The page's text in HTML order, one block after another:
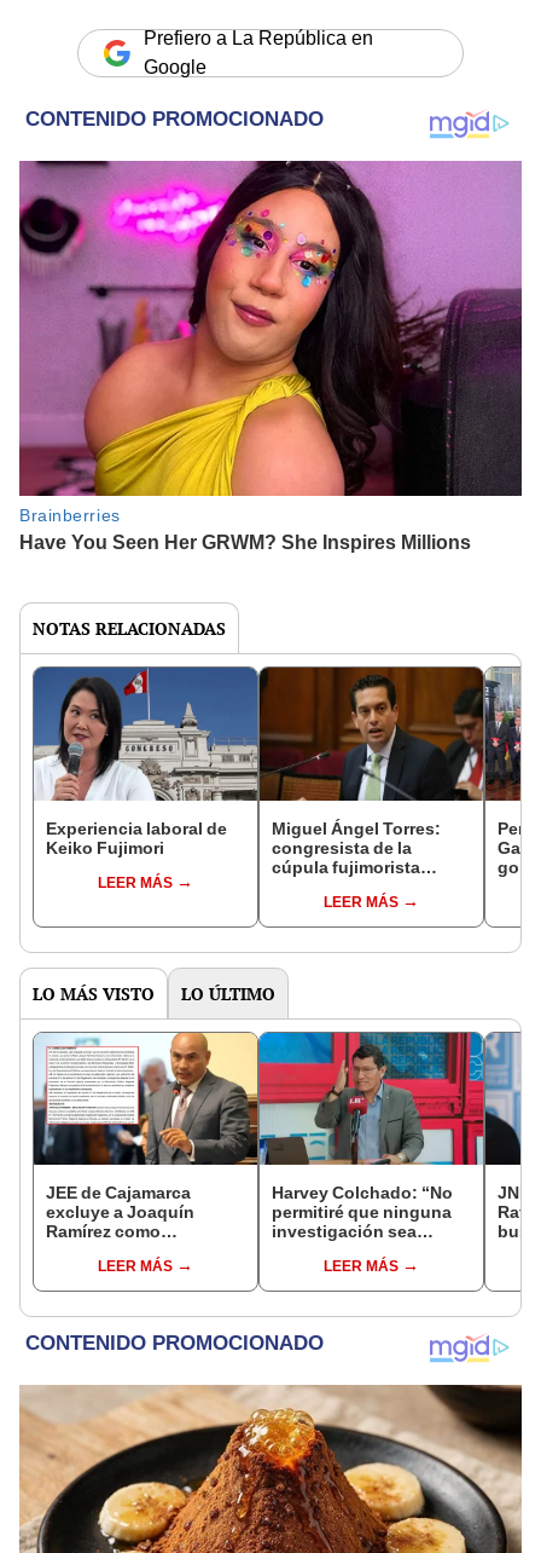
Prefiero a La República en
Google
NOTAS RELACIONADAS
Experiencia laboral de
Keiko Fujimori
LEER MÁS
Miguel Ángel Torres:
congresista de la
cúpula fujimorista
del SenadoLEER MÁS
LO MÁS VISTO LO ÚLTIMO
JEE de Cajamarca
excluye a Joaquín
Ramírez como
regional por ocultar
sentencia
LEER MÁS
Harvey Colchado: “No
permitiré que ninguna
investigación sea
política”LEER MÁS
JNE